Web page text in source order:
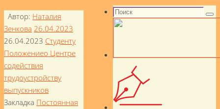
Автор: Наталия
Зенкова 26.04.2023
26.04.2023 Студенту
Положениео Центре
содействия
трудоустройству
выпускников
Закладка Постоянная
Поиск